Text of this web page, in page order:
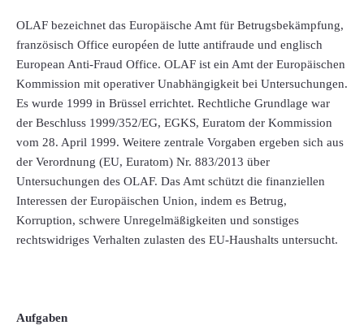
OLAF bezeichnet das Europäische Amt für Betrugsbekämpfung,
französisch Office européen de lutte antifraude und englisch
European Anti-Fraud Office. OLAF ist ein Amt der Europäischen
Kommission mit operativer Unabhängigkeit bei Untersuchungen.
Es wurde 1999 in Brüssel errichtet. Rechtliche Grundlage war
der Beschluss 1999/352/EG, EGKS, Euratom der Kommission
vom 28. April 1999. Weitere zentrale Vorgaben ergeben sich aus
der Verordnung (EU, Euratom) Nr. 883/2013 über
Untersuchungen des OLAF. Das Amt schützt die finanziellen
Interessen der Europäischen Union, indem es Betrug,
Korruption, schwere Unregelmäßigkeiten und sonstiges
rechtswidriges Verhalten zulasten des EU-Haushalts untersucht.
Aufgaben